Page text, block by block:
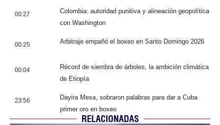
00:27
Colombia: autoridad punitiva y alineación geopolítica
con Washington
00:25 Arbitraje empañó el boxeo en Santo Domingo 2026
00:04
Récord de siembra de árboles, la ambición climática
de Etiopía
23:56
Dayira Mesa, sobraron palabras para dar a Cuba
primer oro en boxeo
RELACIONADAS